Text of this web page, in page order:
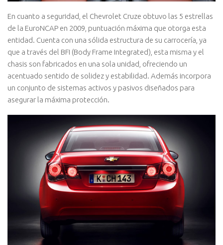
En cuanto a seguridad, el Chevrolet Cruze obtuvo las 5 estrellas
de la EuroNCAP en 2009, puntuación máxima que otorga esta
entidad. Cuenta con una sólida estructura de su carrocería, ya
que a través del BFI (Body Frame Integrated), esta misma y el
chasis son fabricados en una sola unidad, ofreciendo un
acentuado sentido de solidez y estabilidad. Además incorpora
un conjunto de sistemas activos y pasivos diseñados para
asegurar la máxima protección.